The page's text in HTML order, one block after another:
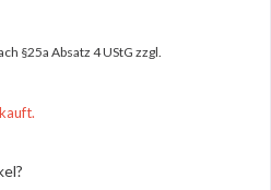
§25a Absatz 4 UStG zzgl.